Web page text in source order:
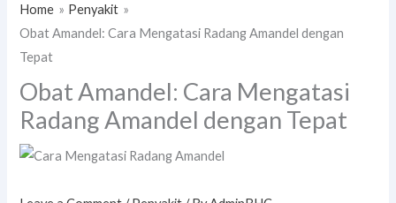
Home
Penyakit
Obat Amandel: Cara Mengatasi Radang Amandel dengan
Tepat
Obat Amandel: Cara Mengatasi
Radang Amandel dengan Tepat